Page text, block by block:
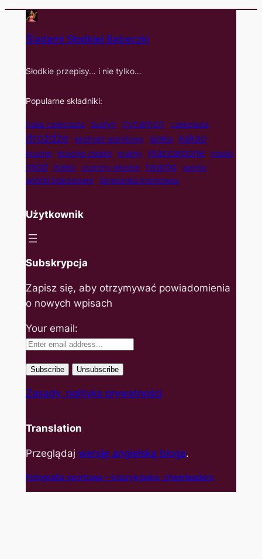
Śladami Słodkiej Babeczki
Słodkie przepisy… i nie tylko…
Popularne składniki:
biała czekolada budyń cynamon czekolada
drożdże ekstrakt waniliowy jabłka kakao
kruche kruche ciasto maliny mascarpone masło
miód mleko orzechy włoskie twaróg wanilia
wiórki kokosowe śmietanka kremówka
Użytkownik
Subskrypcja
Zapisz się, aby otrzymywać powiadomienia
o nowych wpisach
Your email:
Zasady, polityka prywatności
Translation
Przeglądaj wersję angielską bloga.
Fotografia sportowa – koszykówka, cheerleaders